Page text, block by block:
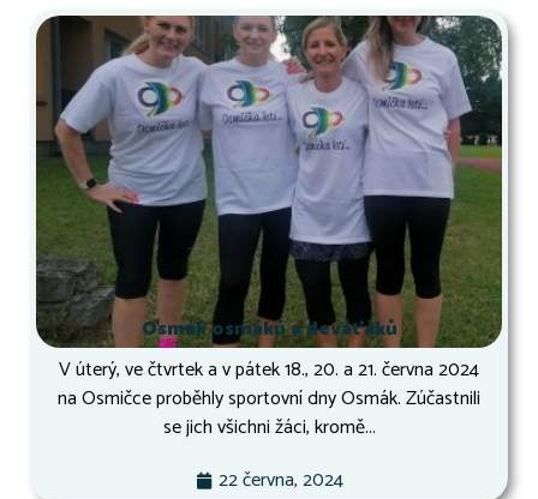
Osmák osmáků a deváťáků
V úterý, ve čtvrtek a v pátek 18., 20. a 21. června 2024
na Osmičce proběhly sportovní dny Osmák. Zúčastnili
se jich všichni žáci, kromě...
22 června, 2024